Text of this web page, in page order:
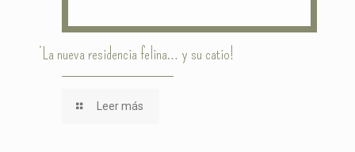
¡La nueva residencia felina… y su catio!
Leer más